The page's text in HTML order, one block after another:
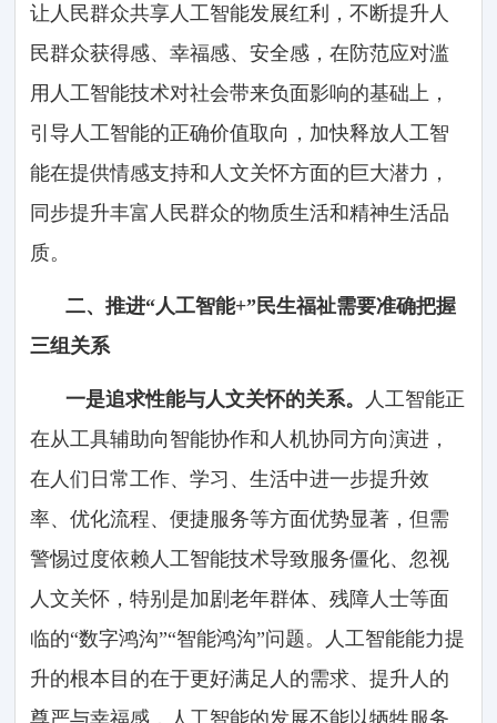
让人民群众共享人工智能发展红利，不断提升人
民群众获得感、幸福感、安全感，在防范应对滥
用人工智能技术对社会带来负面影响的基础上，
引导人工智能的正确价值取向，加快释放人工智
能在提供情感支持和人文关怀方面的巨大潜力，
同步提升丰富人民群众的物质生活和精神生活品
质。
二、推进“人工智能+”民生福祉需要准确把握
三组关系
一是追求性能与人文关怀的关系。
人工智能正
在从工具辅助向智能协作和人机协同方向演进，
在人们日常工作、学习、生活中进一步提升效
率、优化流程、便捷服务等方面优势显著，但需
警惕过度依赖人工智能技术导致服务僵化、忽视
人文关怀，特别是加剧老年群体、残障人士等面
临的“数字鸿沟”“智能鸿沟”问题。人工智能能力提
升的根本目的在于更好满足人的需求、提升人的
尊严与幸福感，人工智能的发展不能以牺牲服务